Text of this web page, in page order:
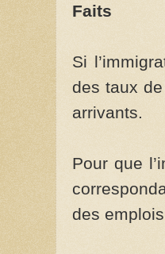
Faits
Si
des taux
arrivants.
Pour que
des